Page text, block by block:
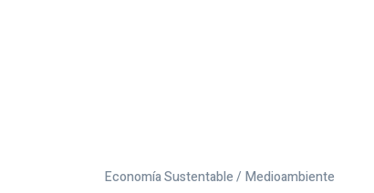
Economía Sustentable / Medioambiente